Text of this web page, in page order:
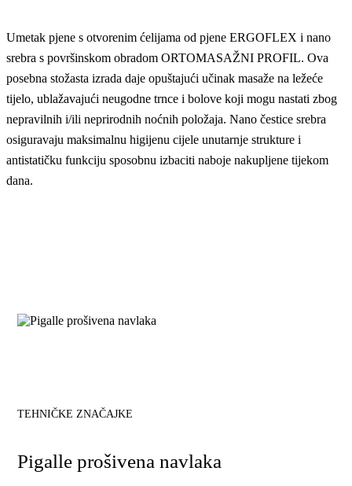
Umetak pjene s otvorenim ćelijama od pjene ERGOFLEX i nano
srebra s površinskom obradom ORTOMASAŽNI PROFIL. Ova
posebna stožasta izrada daje opuštajući učinak masaže na ležeće
tijelo, ublažavajući neugodne trnce i bolove koji mogu nastati zbog
nepravilnih i/ili neprirodnih noćnih položaja. Nano čestice srebra
osiguravaju maksimalnu higijenu cijele unutarnje strukture i
antistatičku funkciju sposobnu izbaciti naboje nakupljene tijekom
dana.
TEHNIČKE ZNAČAJKE
Pigalle prošivena navlaka